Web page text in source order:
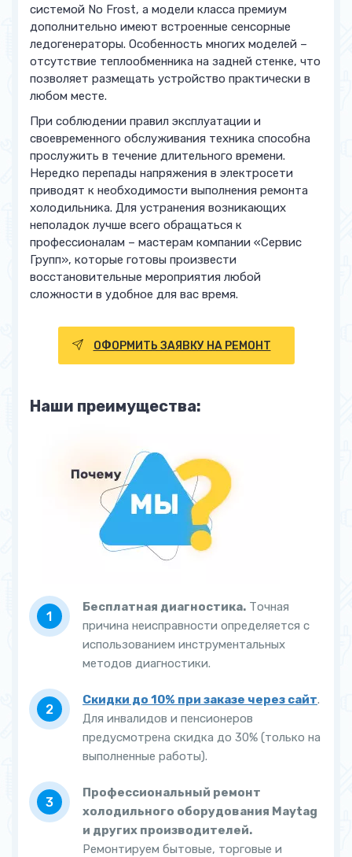
системой No Frost, а модели класса премиум
дополнительно имеют встроенные сенсорные
ледогенераторы. Особенность многих моделей –
отсутствие теплообменника на задней стенке, что
позволяет размещать устройство практически в
любом месте.
При соблюдении правил эксплуатации и
своевременного обслуживания техника способна
прослужить в течение длительного времени.
Нередко перепады напряжения в электросети
приводят к необходимости выполнения ремонта
холодильника. Для устранения возникающих
неполадок лучше всего обращаться к
профессионалам – мастерам компании «Сервис
Групп», которые готовы произвести
восстановительные мероприятия любой
сложности в удобное для вас время.
ОФОРМИТЬ ЗАЯВКУ НА РЕМОНТ
Наши преимущества:
Бесплатная диагностика. Точная
причина неисправности определяется с
использованием инструментальных
методов диагностики.
Скидки до 10% при заказе через сайт.
Для инвалидов и пенсионеров
предусмотрена скидка до 30% (только на
выполненные работы).
Профессиональный ремонт
холодильного оборудования Maytag
и других производителей.
Ремонтируем бытовые, торговые и